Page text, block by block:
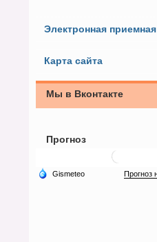
Электронная приемная
Карта сайта
Мы в Вконтакте
Прогноз